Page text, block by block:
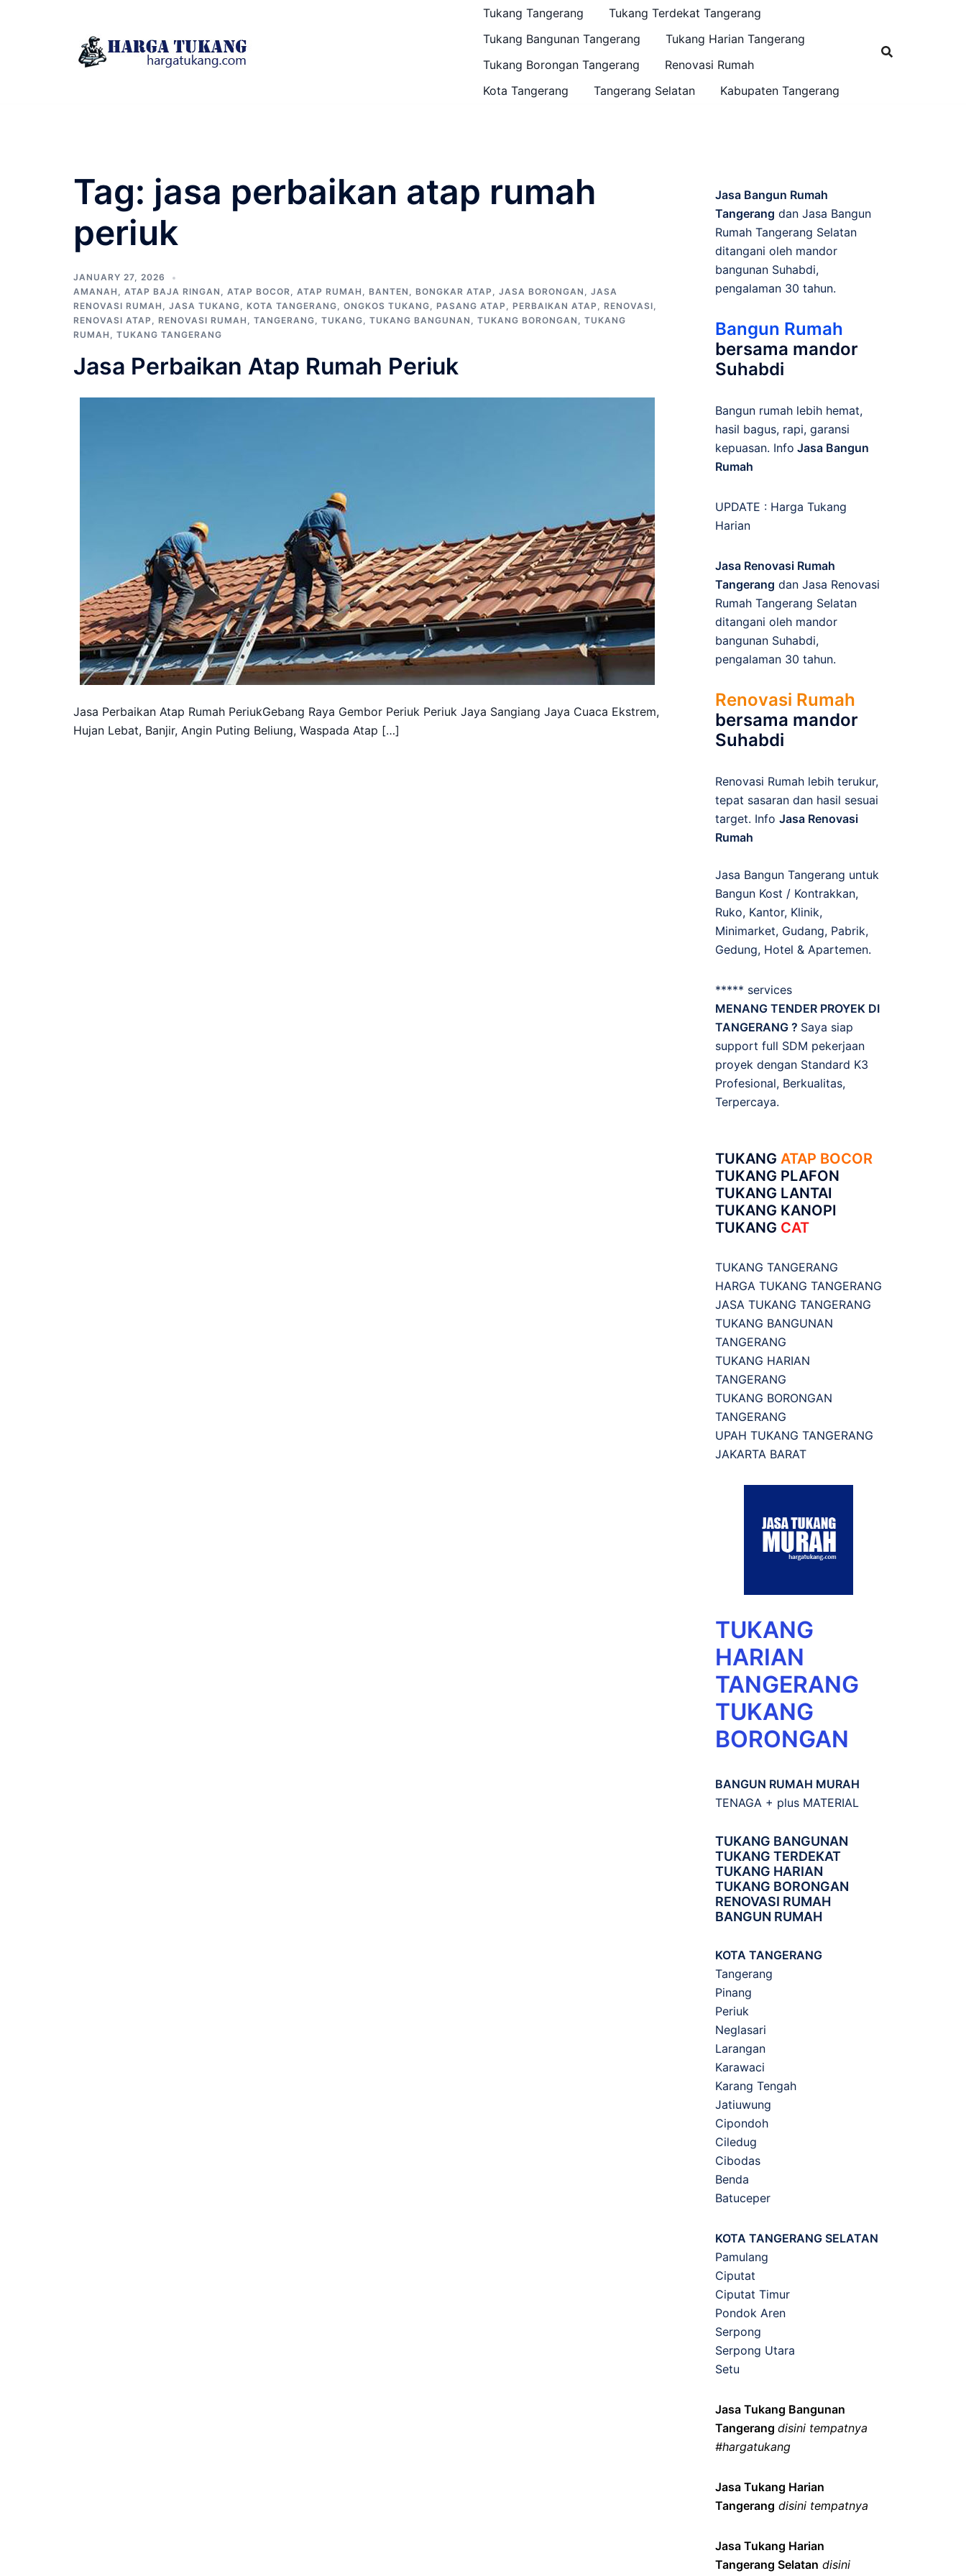
Tukang Tangerang
Tukang Terdekat Tangerang
Tukang Bangunan Tangerang
Tukang Harian Tangerang
Tukang Borongan Tangerang
Renovasi Rumah
Kota Tangerang
Tangerang Selatan Kabupaten Tangerang
Tag: jasa perbaikan atap rumah
periuk
JANUARY 27, 2026
AMANAH , ATAP BAJA RINGAN , ATAP BOCOR, ATAP RUMAH , BANTEN , BONGKAR ATAP , JASA BORONGAN , JASA
RENOVASI RUMAH , JASA TUKANG, KOTA TANGERANG, ONGKOS TUKANG, PASANG ATAP , PERBAIKAN ATAP , RENOVASI,
RENOVASI ATAP , RENOVASI RUMAH , TANGERANG, TUKANG, TUKANG BANGUNAN , TUKANG BORONGAN , TUKANG
RUMAH , TUKANG TANGERANG
Jasa Perbaikan Atap Rumah Periuk
Jasa Perbaikan Atap Rumah PeriukGebang Raya Gembor Periuk Periuk Jaya Sangiang Jaya Cuaca Ekstrem,
Hujan Lebat, Banjir, Angin Puting Beliung, Waspada Atap […]
Jasa Bangun Rumah
Tangerang dan Jasa Bangun
Rumah Tangerang Selatan
ditangani oleh mandor
bangunan Suhabdi,
pengalaman 30 tahun.
Bangun Rumah
bersama mandor
Suhabdi
Bangun rumah lebih hemat,
hasil bagus, rapi, garansi
kepuasan. Info Jasa Bangun
Rumah
UPDATE : Harga Tukang
Harian
Jasa Renovasi Rumah
Tangerang dan Jasa Renovasi
Rumah Tangerang Selatan
ditangani oleh mandor
bangunan Suhabdi,
pengalaman 30 tahun.
Renovasi Rumah
bersama mandor
Suhabdi
Renovasi Rumah lebih terukur,
tepat sasaran dan hasil sesuai
target. Info Jasa Renovasi
Rumah
Jasa Bangun Tangerang untuk
Bangun Kost / Kontrakkan,
Ruko, Kantor, Klinik,
Minimarket, Gudang, Pabrik,
Gedung, Hotel & Apartemen.
***** services
MENANG TENDER PROYEK DI
TANGERANG ? Saya siap
support full SDM pekerjaan
proyek dengan Standard K3
Profesional, Berkualitas,
Terpercaya.
TUKANG ATAP BOCOR
TUKANG PLAFON
TUKANG LANTAI
TUKANG KANOPI
TUKANG CAT
TUKANG TANGERANG
HARGA TUKANG TANGERANG
JASA TUKANG TANGERANG
TUKANG BANGUNAN
TANGERANG
TUKANG HARIAN
TANGERANG
TUKANG BORONGAN
TANGERANG
UPAH TUKANG TANGERANG
JAKARTA BARAT
TUKANG
HARIAN
TANGERANG
TUKANG
BORONGAN
BANGUN RUMAH MURAH
TENAGA + plus MATERIAL
TUKANG BANGUNAN
TUKANG TERDEKAT
TUKANG HARIAN
TUKANG BORONGAN
RENOVASI RUMAH
BANGUN RUMAH
KOTA TANGERANG
Tangerang
Pinang
Periuk
Neglasari
Larangan
Karawaci
Karang Tengah
Jatiuwung
Cipondoh
Ciledug
Cibodas
Benda
Batuceper
KOTA TANGERANG SELATAN
Pamulang
Ciputat
Ciputat Timur
Pondok Aren
Serpong
Serpong Utara
Setu
Jasa Tukang Bangunan
Tangerang disini tempatnya
#hargatukang
Jasa Tukang Harian
Tangerang disini tempatnya
Jasa Tukang Harian
Tangerang Selatan disini